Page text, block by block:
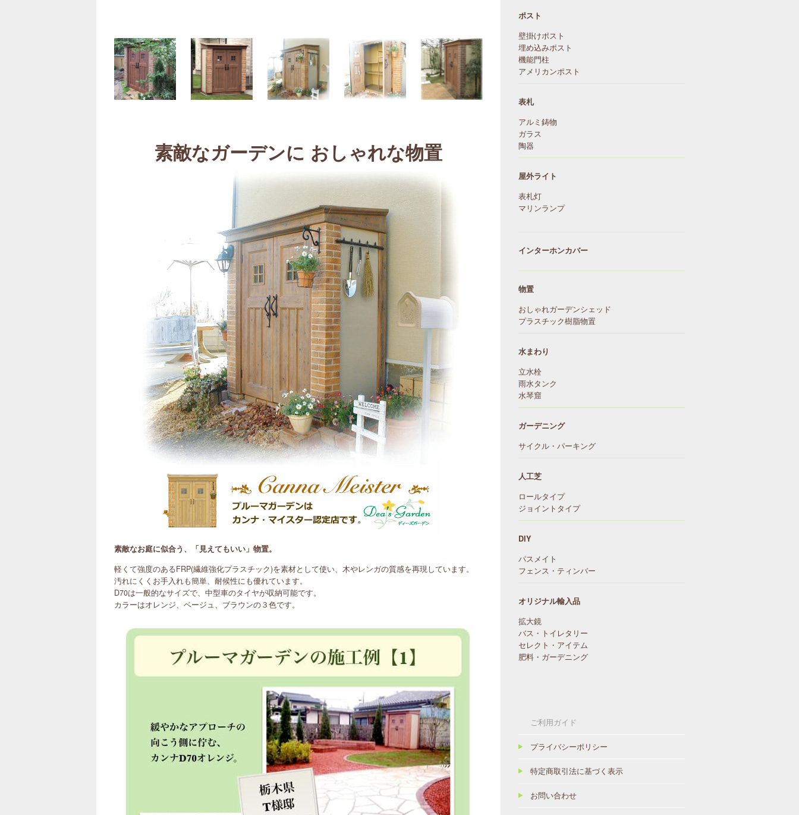
素敵なガーデンに おしゃれな物置
素敵なお庭に似合う、「見えてもいい」物置。
軽くて強度のあるFRP(繊維強化プラスチック)を素材として使い、木やレンガの質感を再現しています。
汚れにくくお手入れも簡単、耐候性にも優れています。
D70は一般的なサイズで、中型車のタイヤが収納可能です。
カラーはオレンジ、ベージュ、ブラウンの３色です。
ポスト
壁掛けポスト
埋め込みポスト
機能門柱
アメリカンポスト
表札
アルミ鋳物
ガラス
陶器
屋外ライト
表札灯
マリンランプ
インターホンカバー
物置
おしゃれガーデンシェッド
プラスチック樹脂物置
水まわり
立水栓
雨水タンク
水琴窟
ガーデニング
サイクル・パーキング
人工芝
ロールタイプ
ジョイントタイプ
DIY
パスメイト
フェンス・ティンバー
オリジナル輸入品
拡大鏡
バス・トイレタリー
セレクト・アイテム
肥料・ガーデニング
ご利用ガイド
プライバシーポリシー
特定商取引法に基づく表示
お問い合わせ